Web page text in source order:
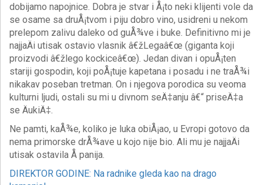
dobijamo napojnice. Dobra je stvar i Å¡to neki klijenti vole da
se osame sa druÅ¡tvom i piju dobro vino, usidreni u nekom
prelepom zalivu daleko od guÅ¾ve i buke. Definitivno mi je
najjaÄi utisak ostavio vlasnik â€žLegaâ€œ (giganta koji
proizvodi â€žlego kockiceâ€œ). Jedan divan i opuÅ¡ten
stariji gospodin, koji poÅ¡tuje kapetana i posadu i ne traÅ¾i
nikakav poseban tretman. On i njegova porodica su veoma
kulturni ljudi, ostali su mi u divnom seÄ‡anju â€“ priseÄ‡a
se ÄukiÄ‡.
Ne pamti, kaÅ¾e, koliko je luka obiÅ¡ao, u Evropi gotovo da
nema primorske drÅ¾ave u kojo nije bio. Ali mu je najjaÄi
utisak ostavila Å panija.
DIREKTOR GODINE: Na radnike gleda kao na drago